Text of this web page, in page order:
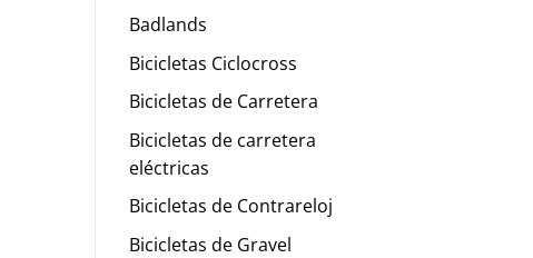
Badlands
Bicicletas Ciclocross
Bicicletas de Carretera
Bicicletas de carretera
eléctricas
Bicicletas de Contrareloj
Bicicletas de Gravel